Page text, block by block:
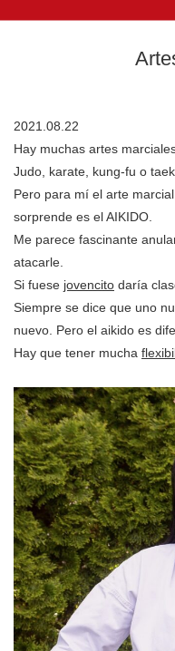
2021.08.22
Hay muchas artes
Judo, karate, kung-fu o
Pero para mí el arte
sorprende es el AIKIDO.
Me parece fascinante
atacarle.
Si fuese jovencito daría
Siempre se dice que uno
nuevo. Pero el aikido es
Hay que tener mucha